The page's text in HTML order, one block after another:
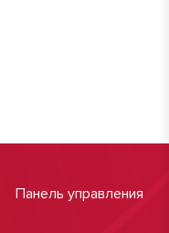
Панель управления